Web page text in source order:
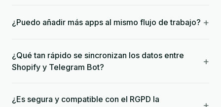
¿Puedo añadir más apps al mismo flujo de trabajo? +
¿Qué tan rápido se sincronizan los datos entre
Shopify y Telegram Bot?
+
¿Es segura y compatible con el RGPD la